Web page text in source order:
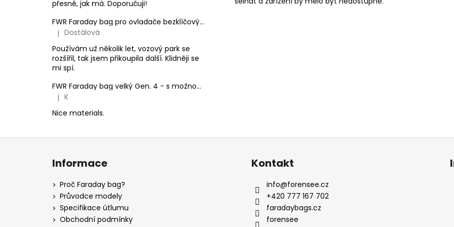
přesně, jak má. Doporučuji!
FWR Faraday bag pro ovladače bezklíčových systémů vozidel
Hodnocení produktu je 5 z 5 hvězdiček.
| Dostálová
Používám už několik let, vozový park se
rozšířil, tak jsem přikoupila další. Klidněji se
mi spí.
FWR Faraday bag velký Gen. 4 - s možností zaplombování
Hodnocení produktu je 5 z 5 hvězdiček.
| K
Nice materials.
Informace
Proč Faraday bag?
Průvodce modely
Specifikace útlumu
Obchodní podmínky
Kontakt
info@forensee.cz
+420 777 167 702
faradaybags.cz
forensee